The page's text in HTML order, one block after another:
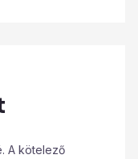
A kötelező